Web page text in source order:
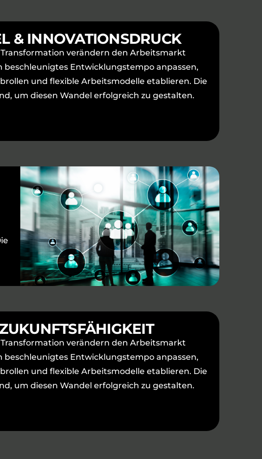
& INNOVATIONSDRUCK
verändern den Arbeitsmarkt
beschleunigtes Entwicklungstempo anpassen,
und flexible Arbeitsmodelle etablieren. Die
um diesen Wandel erfolgreich zu gestalten.
verändern den Arbeitsmarkt
beschleunigtes Entwicklungstempo anpassen,
und flexible Arbeitsmodelle etablieren. Die
um diesen Wandel erfolgreich zu gestalten.